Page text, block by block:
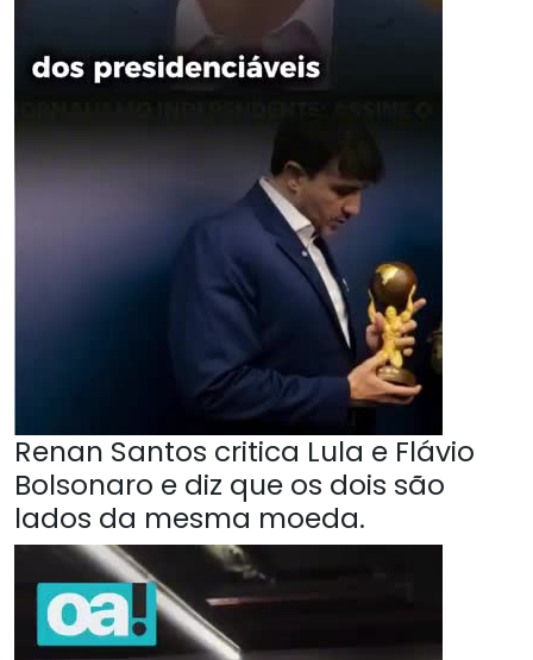
Renan Santos critica Lula e Flávio
Bolsonaro e diz que os dois são
lados da mesma moeda.